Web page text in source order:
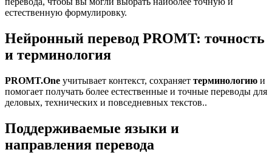
естественную формулировку.
Нейронный перевод PROMT: точность
и терминология
PROMT.One учитывает контекст, сохраняет терминологию и
помогает получать более естественные и точные переводы для
деловых, технических и повседневных текстов..
Поддерживаемые языки и
направления перевода